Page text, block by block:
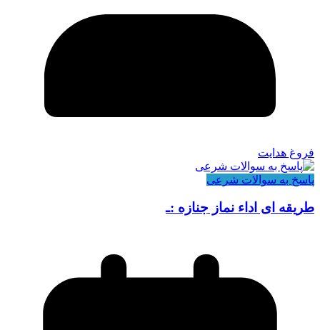
فروغ هدایت
پاسخ به سوالات شرعی
طریقه ای اداء نماز جنازه :ـ